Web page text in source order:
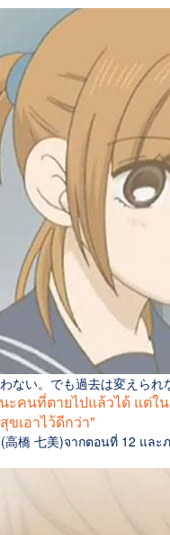
わない。でも過去は変えら
นะคนที่ตายไปแล้วได้ แต่
ขเอาไว้ดีกว่า"
橋 七美)จากตอนที่ 12 และ